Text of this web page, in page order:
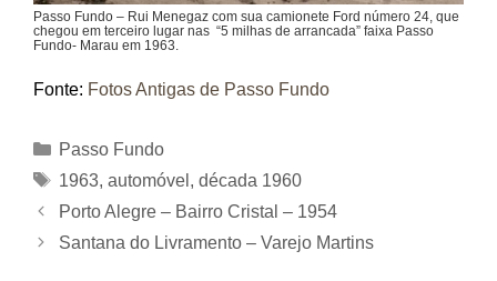
Passo Fundo – Rui Menegaz com sua camionete Ford número 24, que
chegou em terceiro lugar nas “5 milhas de arrancada” faixa Passo
Fundo- Marau em 1963.
Fonte: Fotos Antigas de Passo Fundo
Categorias
Passo Fundo
Tags
1963, automóvel , década 1960
Porto Alegre – Bairro Cristal – 1954
Santana do Livramento – Varejo Martins